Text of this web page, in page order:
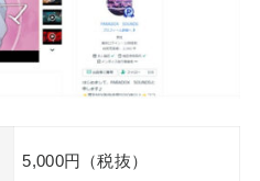
5,000円（税抜）